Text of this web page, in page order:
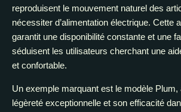
reproduisent le mouvement naturel des
nécessiter d’alimentation électrique. Cette
garantit une disponibilité constante et une
séduisent les utilisateurs cherchant une
et confortable.
Un exemple marquant est le modèle
légèreté exceptionnelle et son efficacité